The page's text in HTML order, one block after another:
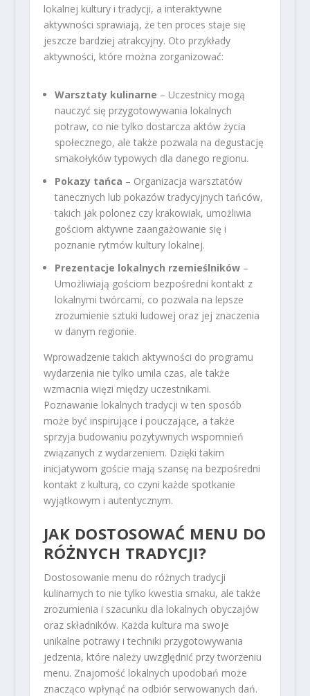
lokalnej kultury i tradycji, a interaktywne
aktywności sprawiają, że ten proces staje się
jeszcze bardziej atrakcyjny. Oto przykłady
aktywności, które można zorganizować:
Warsztaty kulinarne – Uczestnicy mogą
nauczyć się przygotowywania lokalnych
potraw, co nie tylko dostarcza aktów życia
społecznego, ale także pozwala na degustację
smakołyków typowych dla danego regionu.
Pokazy tańca – Organizacja warsztatów
tanecznych lub pokazów tradycyjnych tańców,
takich jak polonez czy krakowiak, umożliwia
gościom aktywne zaangażowanie się i
poznanie rytmów kultury lokalnej.
Prezentacje lokalnych rzemieślników–
Umożliwiają gościom bezpośredni kontakt z
lokalnymi twórcami, co pozwala na lepsze
zrozumienie sztuki ludowej oraz jej znaczenia
w danym regionie.
Wprowadzenie takich aktywności do programu
wydarzenia nie tylko umila czas, ale także
wzmacnia więzi między uczestnikami.
Poznawanie lokalnych tradycji w ten sposób
może być inspirujące i pouczające, a także
sprzyja budowaniu pozytywnych wspomnień
związanych z wydarzeniem. Dzięki takim
inicjatywom goście mają szansę na bezpośredni
kontakt z kulturą, co czyni każde spotkanie
wyjątkowym i autentycznym.
JAK DOSTOSOWAĆ MENU DO
RÓŻNYCH TRADYCJI?
Dostosowanie menu do różnych tradycji
kulinarnych to nie tylko kwestia smaku, ale także
zrozumienia i szacunku dla lokalnych obyczajów
oraz składników. Każda kultura ma swoje
unikalne potrawy i techniki przygotowywania
jedzenia, które należy uwzględnić przy tworzeniu
menu. Znajomość lokalnych upodobań może
znacząco wpłynąć na odbiór serwowanych dań.